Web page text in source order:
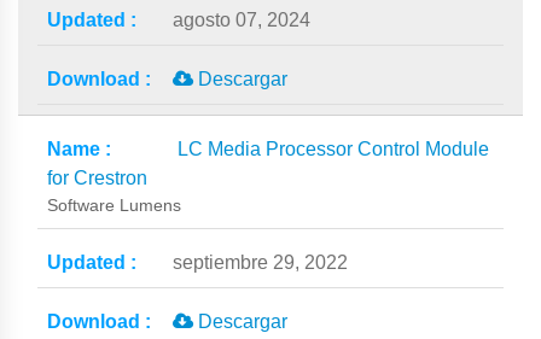
agosto 07, 2024
Descargar
LC Media Processor Control Module
for Crestron
Software Lumens
septiembre 29, 2022
Descargar